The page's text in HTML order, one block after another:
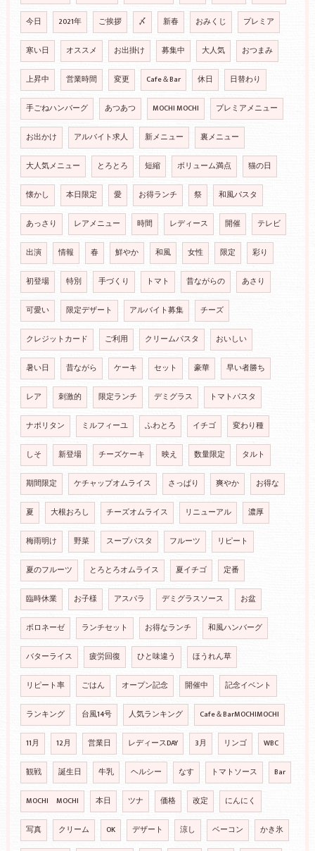
今日 2021年 ご挨拶 〆 新春 おみくじ プレミア
寒い日 オススメ お出掛け 募集中 大人気 おつまみ
上昇中 営業時間 変更 Cafe＆Bar 休日 日替わり
手ごねハンバーグ あつあつ MOCHI MOCHI プレミアメニュー
お出かけ アルバイト求人 新メニュー 裏メニュー
大人気メニュー とろとろ 短縮 ボリューム満点 猫の日
懐かし 本日限定 愛 お得ランチ 祭 和風パスタ
あっさり レアメニュー 時間 レディース 開催 テレビ
出演 情報 春 鮮やか 和風 女性 限定 彩り
初登場 特別 手づくり トマト 昔ながらの あさり
可愛い 限定デザート アルバイト募集 チーズ
クレジットカード ご利用 クリームパスタ おいしい
暑い日 昔ながら ケーキ セット 豪華 早い者勝ち
レア 刺激的 限定ランチ デミグラス トマトパスタ
ナポリタン ミルフィーユ ふわとろ イチゴ 変わり種
しそ 新登場 チーズケーキ 映え 数量限定 タルト
期間限定 ケチャップオムライス さっぱり 爽やか お得な
夏 大根おろし チーズオムライス リニューアル 濃厚
梅雨明け 野菜 スープパスタ フルーツ リピート
夏のフルーツ とろとろオムライス 夏イチゴ 定番
臨時休業 お子様 アスパラ デミグラスソース お盆
ボロネーゼ ランチセット お得なランチ 和風ハンバーグ
バターライス 疲労回復 ひと味違う ほうれん草
リピート率 ごはん オープン記念 開催中 記念イベント
ランキング 台風14号 人気ランキング Cafe＆BarMOCHIMOCHI
11月 12月 営業日 レディースDAY 3月 リンゴ WBC
観戦 誕生日 牛乳 ヘルシー なす トマトソース Bar
MOCHI MOCHI 本日 ツナ 価格 改定 にんにく
写真 クリーム OK デザート 涼し ベーコン かき氷